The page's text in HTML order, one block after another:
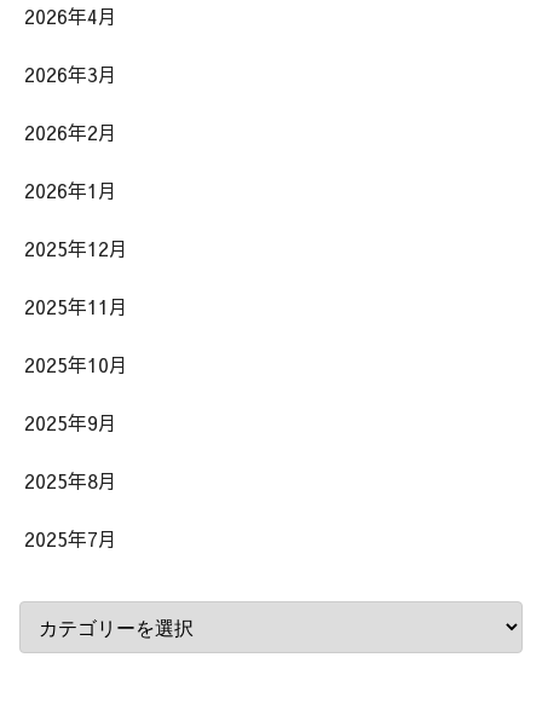
2026年4月
2026年3月
2026年2月
2026年1月
2025年12月
2025年11月
2025年10月
2025年9月
2025年8月
2025年7月